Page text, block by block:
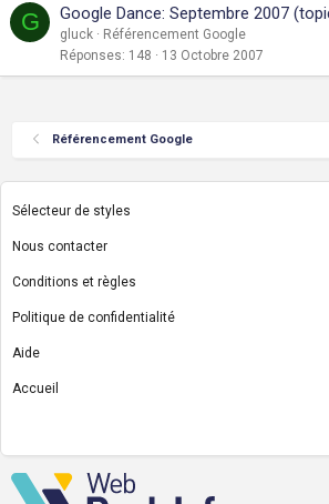
G Google Dance: Septembre 2007
gluck
Référencement Google
Réponses 148 13 Octobre 2007
Référencement Google
Sélecteur de styles
Nous contacter
Conditions et règles
Politique de confidentialité
Aide
Accueil